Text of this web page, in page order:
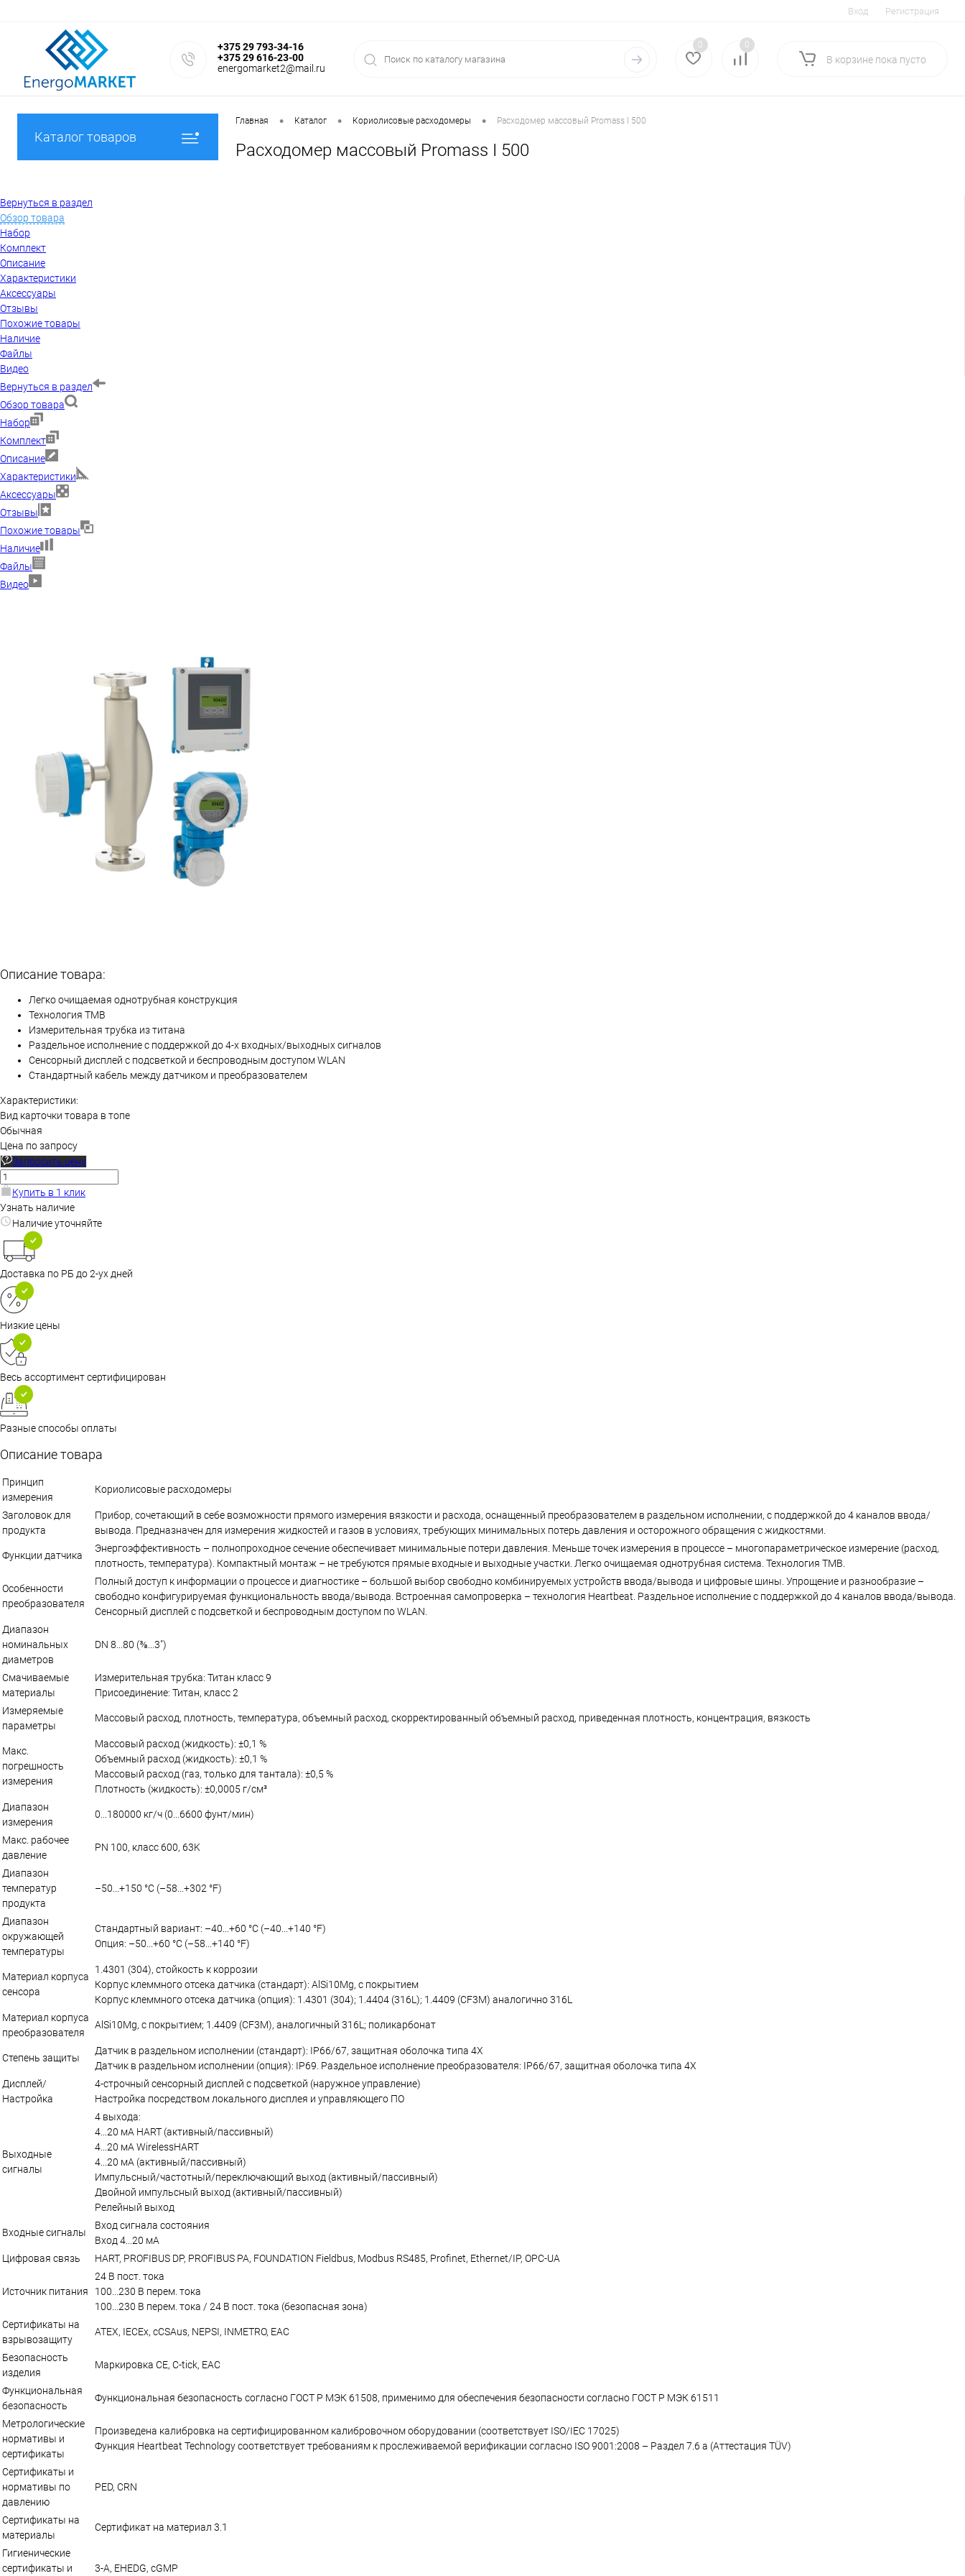
Вход Регистрация
+375 29 793-34-16
+375 29 616-23-00
energomarket2@mail.ru
0 0
В корзине пока пусто
Каталог товаров
Главная • Каталог • Кориолисовые расходомеры • Расходомер массовый Promass I 500
Расходомер массовый Promass I 500
Вернуться в раздел
Обзор товара
Набор
Комплект
Описание
Характеристики
Аксессуары
Отзывы
Похожие товары
Наличие
Файлы
Видео
Вернуться в раздел
Обзор товара
Набор
Комплект
Описание
Характеристики
Аксессуары
Отзывы
Похожие товары
Наличие
Файлы
Видео
Описание товара:
Легко очищаемая однотрубная конструкция
Технология TMB
Измерительная трубка из титана
Раздельное исполнение с поддержкой до 4-х входных/выходных сигналов
Сенсорный дисплей с подсветкой и беспроводным доступом WLAN
Стандартный кабель между датчиком и преобразователем
Характеристики:
Вид карточки товара в топе
Обычная
Цена по запросу
Запросить цену
Купить в 1 клик
Узнать наличие
Наличие уточняйте
Доставка по РБ до 2-ух дней
Низкие цены
Весь ассортимент сертифицирован
Разные способы оплаты
Описание товара
Принцип
измерения
Кориолисовые расходомеры
Заголовок для
продукта
Прибор, сочетающий в себе возможности прямого измерения вязкости и расхода, оснащенный преобразователем в раздельном исполнении, с поддержкой до 4 каналов ввода/
вывода. Предназначен для измерения жидкостей и газов в условиях, требующих минимальных потерь давления и осторожного обращения с жидкостями.
Функции датчика
Энергоэффективность – полнопроходное сечение обеспечивает минимальные потери давления. Меньше точек измерения в процессе – многопараметрическое измерение (расход,
плотность, температура). Компактный монтаж – не требуются прямые входные и выходные участки. Легко очищаемая однотрубная система. Технология TMB.
Особенности
преобразователя
Полный доступ к информации о процессе и диагностике – большой выбор свободно комбинируемых устройств ввода/вывода и цифровые шины. Упрощение и разнообразие –
свободно конфигурируемая функциональность ввода/вывода. Встроенная самопроверка – технология Heartbeat. Раздельное исполнение с поддержкой до 4 каналов ввода/вывода.
Сенсорный дисплей с подсветкой и беспроводным доступом по WLAN.
Диапазон
номинальных
диаметров
DN 8...80 (⅜...3")
Смачиваемые
материалы
Измерительная трубка: Титан класс 9
Присоединение: Титан, класс 2
Измеряемые
параметры
Массовый расход, плотность, температура, объемный расход, скорректированный объемный расход, приведенная плотность, концентрация, вязкость
Макс.
погрешность
измерения
Массовый расход (жидкость): ±0,1 %
Объемный расход (жидкость): ±0,1 %
Массовый расход (газ, только для тантала): ±0,5 %
Плотность (жидкость): ±0,0005 г/см³
Диапазон
измерения
0...180000 кг/ч (0...6600 фунт/мин)
Макс. рабочее
давление
PN 100, класс 600, 63K
Диапазон
температур
продукта
–50...+150 °C (–58...+302 °F)
Диапазон
окружающей
температуры
Стандартный вариант: –40...+60 °C (–40...+140 °F)
Опция: –50...+60 °C (–58...+140 °F)
Материал корпуса
сенсора
1.4301 (304), стойкость к коррозии
Корпус клеммного отсека датчика (стандарт): AlSi10Mg, с покрытием
Корпус клеммного отсека датчика (опция): 1.4301 (304); 1.4404 (316L); 1.4409 (CF3M) аналогично 316L
Материал корпуса
преобразователя
AlSi10Mg, с покрытием; 1.4409 (CF3M), аналогичный 316L; поликарбонат
Степень защиты
Датчик в раздельном исполнении (стандарт): IP66/67, защитная оболочка типа 4X
Датчик в раздельном исполнении (опция): IP69. Раздельное исполнение преобразователя: IP66/67, защитная оболочка типа 4X
Дисплей/
Настройка
4‐строчный сенсорный дисплей с подсветкой (наружное управление)
Настройка посредством локального дисплея и управляющего ПО
Выходные
сигналы
4 выхода:
4...20 мА HART (активный/пассивный)
4...20 мА WirelessHART
4...20 мА (активный/пассивный)
Импульсный/частотный/переключающий выход (активный/пассивный)
Двойной импульсный выход (активный/пассивный)
Релейный выход
Входные сигналы
Вход сигнала состояния
Вход 4...20 мА
Цифровая связь
HART, PROFIBUS DP, PROFIBUS PA, FOUNDATION Fieldbus, Modbus RS485, Profinet, Ethernet/IP, OPC-UA
Источник питания
24 В пост. тока
100...230 В перем. тока
100...230 В перем. тока / 24 В пост. тока (безопасная зона)
Сертификаты на
взрывозащиту
ATEX, IECEx, cCSAus, NEPSI, INMETRO, EAC
Безопасность
изделия
Маркировка CE, C-tick, EAC
Функциональная
безопасность
Функциональная безопасность согласно ГОСТ Р МЭК 61508, применимо для обеспечения безопасности согласно ГОСТ Р МЭК 61511
Метрологические
нормативы и
сертификаты
Произведена калибровка на сертифицированном калибровочном оборудовании (соответствует ISO/IEC 17025)
Функция Heartbeat Technology соответствует требованиям к прослеживаемой верификации согласно ISO 9001:2008 – Раздел 7.6 a (Аттестация TÜV)
Сертификаты и
нормативы по
давлению
PED, CRN
Сертификаты на
материалы
Сертификат на материал 3.1
Гигиенические
сертификаты и
3-A, EHEDG, cGMP